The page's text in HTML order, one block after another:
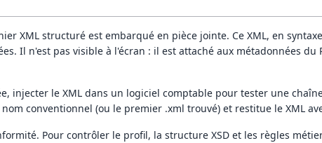
XML structuré est embarqué en pièce jointe. Ce XML, en
Il n'est pas visible à l'écran : il est attaché aux métadonnées du
injecter le XML dans un logiciel comptable pour tester une
conventionnel (ou le premier .xml trouvé) et restitue le XML
Pour contrôler le profil, la structure XSD et les règles métier